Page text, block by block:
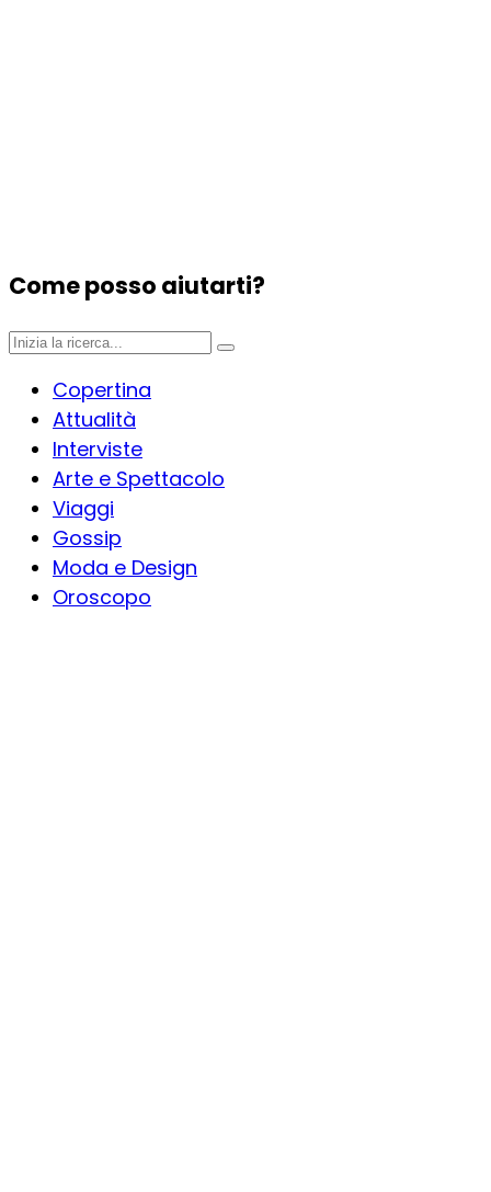
Come posso aiutarti?
Copertina
Attualità
Interviste
Arte e Spettacolo
Viaggi
Gossip
Moda e Design
Oroscopo